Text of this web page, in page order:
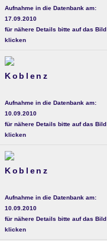
Aufnahme in die Datenbank am:
17.09.2010
für nähere Details bitte auf das Bild
klicken
Koblenz
Aufnahme in die Datenbank am:
10.09.2010
für nähere Details bitte auf das Bild
klicken
Koblenz
Aufnahme in die Datenbank am:
10.09.2010
für nähere Details bitte auf das Bild
klicken